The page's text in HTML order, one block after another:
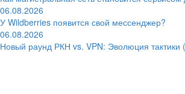
06.08.2026
У Wildberries появится свой мессенджер?
06.08.2026
Новый раунд РКН vs. VPN: Эволюция тактики